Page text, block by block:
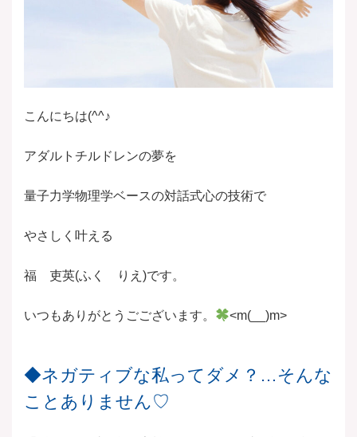
こんにちは(^^♪
アダルトチルドレンの夢を
量子力学物理学ベースの対話式心の技術で
やさしく叶える
福 吏英(ふく りえ)です。
いつもありがとうごございます。 <m(__)m>
◆ネガティブな私ってダメ？…そんな
ことありません♡